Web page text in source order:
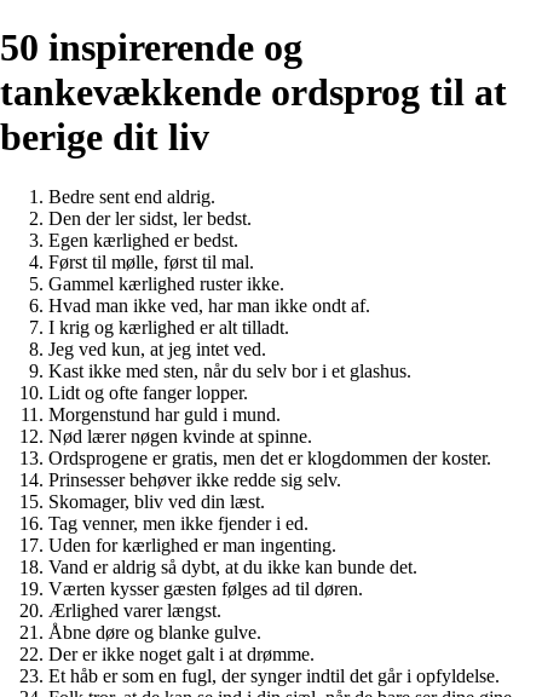
50 inspirerende og
tankevækkende ordsprog til at
berige dit liv
Bedre sent end aldrig.
Den der ler sidst, ler bedst.
Egen kærlighed er bedst.
Først til mølle, først til mal.
Gammel kærlighed ruster ikke.
Hvad man ikke ved, har man ikke ondt af.
I krig og kærlighed er alt tilladt.
Jeg ved kun, at jeg intet ved.
Kast ikke med sten, når du selv bor i et glashus.
Lidt og ofte fanger lopper.
Morgenstund har guld i mund.
Nød lærer nøgen kvinde at spinne.
Ordsprogene er gratis, men det er klogdommen der koster.
Prinsesser behøver ikke redde sig selv.
Skomager, bliv ved din læst.
Tag venner, men ikke fjender i ed.
Uden for kærlighed er man ingenting.
Vand er aldrig så dybt, at du ikke kan bunde det.
Værten kysser gæsten følges ad til døren.
Ærlighed varer længst.
Åbne døre og blanke gulve.
Der er ikke noget galt i at drømme.
Et håb er som en fugl, der synger indtil det går i opfyldelse.